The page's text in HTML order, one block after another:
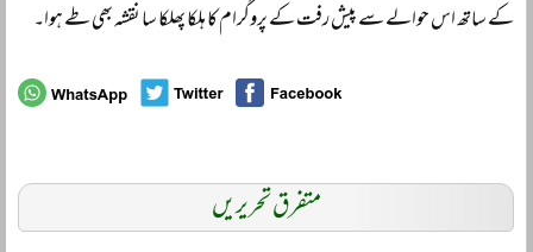
کے ساتھ اس حوالے سے پیش رفت کے پروگرام کا ہلکا پھلکا سا نقشہ بھی طے ہوا۔
متفرق تحریریں